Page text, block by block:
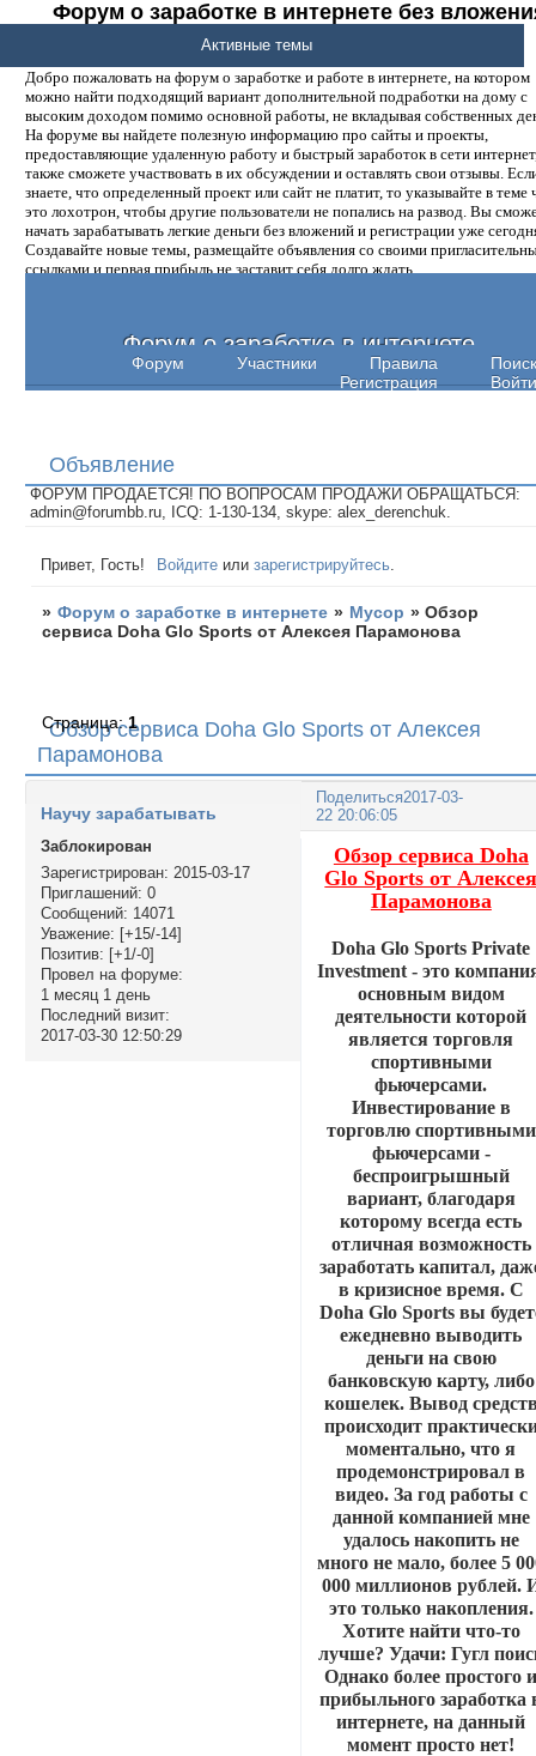
Форум о заработке в интернете без
денег.
Добро пожаловать на форум о заработке и работе в интернете, на котором
можно найти подходящий вариант дополнительной подработки на дому с
высоким доходом помимо основной работы, не вкладывая собственных
На форуме вы найдете полезную информацию про сайты и проекты,
предоставляющие удаленную работу и быстрый заработок в сети
также сможете участвовать в их обсуждении и оставлять свои отзывы.
знаете, что определенный проект или сайт не платит, то указывайте в теме
это лохотрон, чтобы другие пользователи не попались на развод. Вы
начать зарабатывать легкие деньги без вложений и регистрации уже
Создавайте новые темы, размещайте объявления со своими
ссылками и первая прибыль не заставит себя долго ждать.
Форум о заработке в интернете
Форум Участники Правила
Поиск
Регистрация
Войти
Активные темы
Объявление
ФОРУМ ПРОДАЕТСЯ! ПО ВОПРОСАМ ПРОДАЖИ ОБРАЩАТЬСЯ:
admin@forumbb.ru, ICQ: 1-130-134, skype: alex_derenchuk.
Привет, Гость! Войдите илизарегистрируйтесь
» Форум о заработке в интернете » Мусор »Обзор
сервиса Doha Glo Sports от Алексея Парамонова
Обзор сервиса Doha Glo Sports от Алексея
Парамонова
Страница:1
Поделиться2017-03-
22 20:06:05
Научу зарабатывать
Заблокирован
Зарегистрирован: 2015-03-17
Приглашений: 0
Сообщений: 14071
Уважение: [+15/-14]
Позитив: [+1/-0]
Провел на форуме:
1 месяц 1 день
Последний визит:
2017-03-30 12:50:29
Обзор сервиса Doha
Glo Sports от
Парамонова
Doha Glo Sports Private
Investment - это
основным видом
деятельности которой
является торговля
спортивными
фьючерсами.
Инвестирование в
торговлю спортивными
фьючерсами -
беспроигрышный
вариант, благодаря
которому всегда есть
отличная возможность
заработать капитал,
в кризисное время. С
Doha Glo Sports вы
ежедневно выводить
деньги на свою
банковскую карту, либо
кошелек. Вывод
происходит
моментально, что я
продемонстрировал в
видео. За год работы с
данной компанией мне
удалось накопить не
много не мало, более 5
000 миллионов рублей.
это только накопления.
Хотите найти что-то
лучше? Удачи: Гугл
Однако более простого
прибыльного заработка
интернете, на данный
момент просто нет!